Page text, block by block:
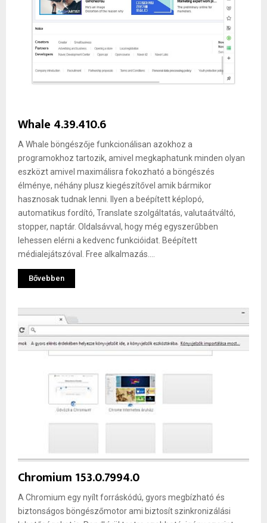
Whale 4.39.410.6
A Whale böngészője funkcionálisan azokhoz a
programokhoz tartozik, amivel megkaphatunk minden olyan
eszközt amivel maximálisra fokozható a böngészés
élménye, néhány plusz kiegészítővel amik bármikor
hasznosak tudnak lenni. Ilyen a beépített képlopó,
automatikus fordító, Translate szolgáltatás, valutaátváltó,
stopper, naptár. Oldalsávval, hogy még egyszerűbben
lehessen elérni a kedvenc funkcióidat. Beépített
médialejátszóval. Free alkalmazás....
Bővebben
Chromium 153.0.7994.0
A Chromium egy nyílt forráskódú, gyors megbízható és
biztonságos böngészőmotor ami biztosít szinkronizálási